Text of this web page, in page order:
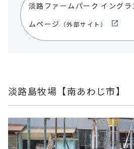
淡路ファームパーク イング
ムページ
（外部サイト）
淡路島牧場【南あわじ市】